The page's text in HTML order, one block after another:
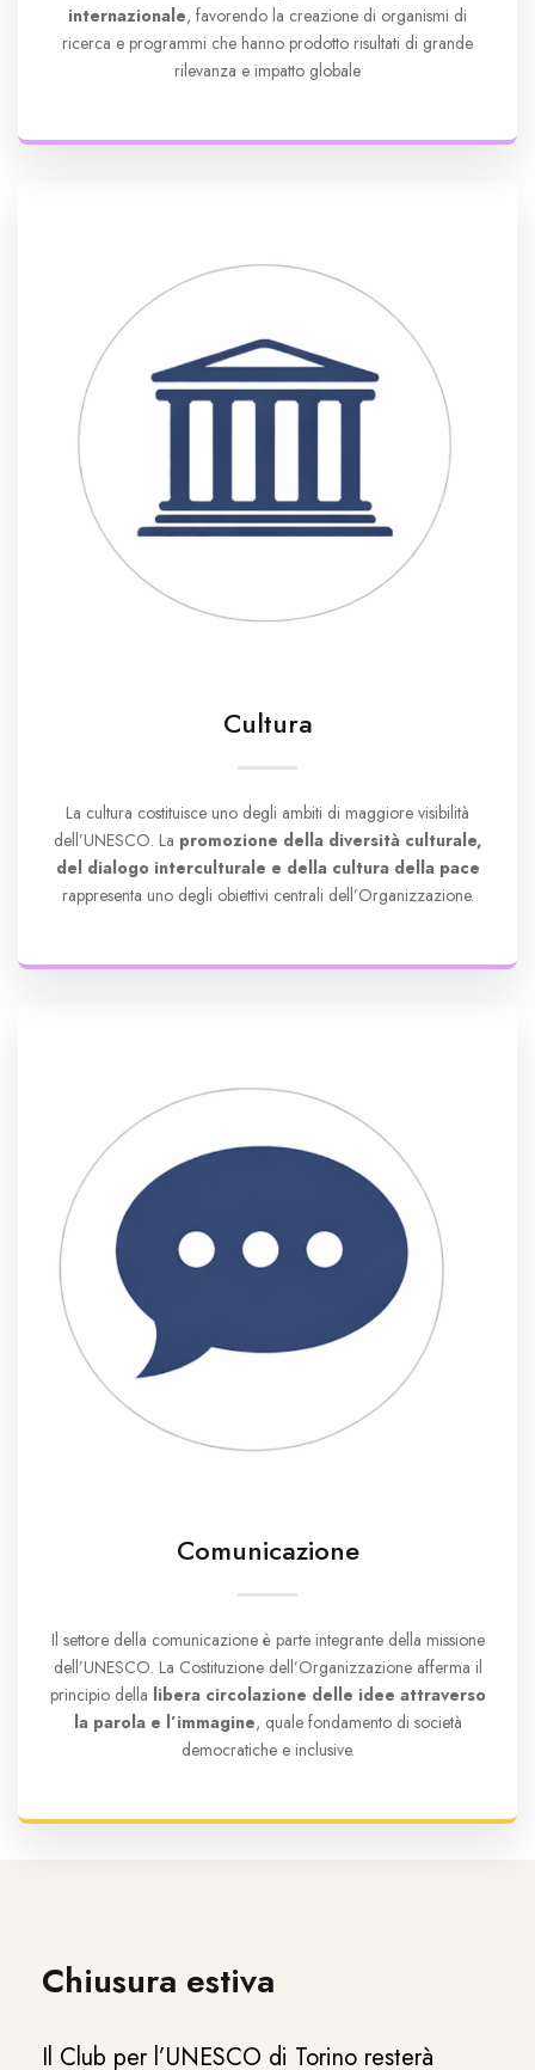
internazionale, favorendo la creazione di organismi di
ricerca e programmi che hanno prodotto risultati di grande
rilevanza e impatto globale
Cultura
La cultura costituisce uno degli ambiti di maggiore visibilità
dell’UNESCO. La promozione della diversità culturale,
del dialogo interculturale e della cultura della pace
rappresenta uno degli obiettivi centrali dell’Organizzazione.
Comunicazione
Il settore della comunicazione è parte integrante della missione
dell’UNESCO. La Costituzione dell’Organizzazione afferma il
principio della libera circolazione delle idee attraverso
la parola e l’immagine, quale fondamento di società
democratiche e inclusive.
Chiusura estiva
Il Club per l’UNESCO di Torino resterà